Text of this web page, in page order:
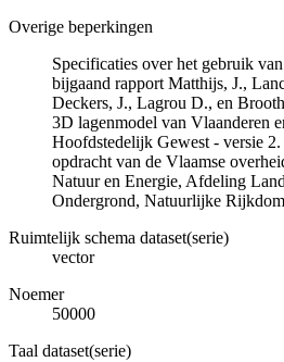
Overige beperkingen
Specificaties over het gebruik
bijgaand rapport Matthijs, J.,
Deckers, J., Lagrou D., en
3D lagenmodel van Vlaanderen
Hoofdstedelijk Gewest - versie
opdracht van de Vlaamse
Natuur en Energie, Afdeling
Ondergrond, Natuurlijke
Ruimtelijk schema dataset(serie)
vector
Noemer
50000
Taal dataset(serie)